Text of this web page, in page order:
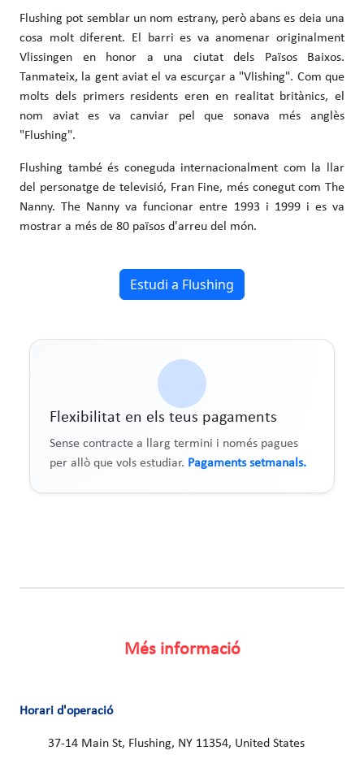
Flushing pot semblar un nom estrany, però abans es deia una
cosa molt diferent. El barri es va anomenar originalment
Vlissingen en honor a una ciutat dels Països Baixos.
Tanmateix, la gent aviat el va escurçar a "Vlishing". Com que
molts dels primers residents eren en realitat britànics, el
nom aviat es va canviar pel que sonava més anglès
"Flushing".
Flushing també és coneguda internacionalment com la llar
del personatge de televisió, Fran Fine, més conegut com The
Nanny. The Nanny va funcionar entre 1993 i 1999 i es va
mostrar a més de 80 països d'arreu del món.
Estudi a Flushing
Flexibilitat en els teus pagaments
Sense contracte a llarg termini i només pagues
per allò que vols estudiar. Pagaments setmanals.
Més informació
Horari d'operació
37-14 Main St, Flushing, NY 11354, United States